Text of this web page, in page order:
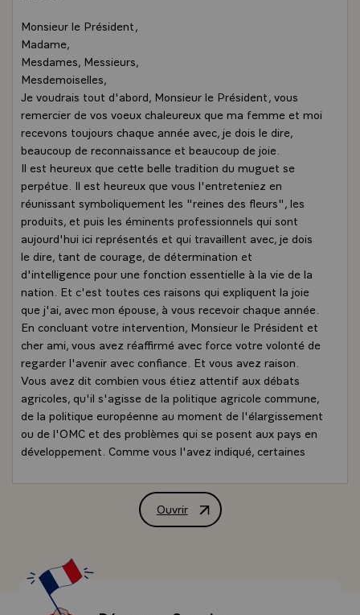
Monsieur le Président,
Madame,
Mesdames, Messieurs,
Mesdemoiselles,
Je voudrais tout d'abord, Monsieur le Président, vous
remercier de vos voeux chaleureux que ma femme et moi
recevons toujours chaque année avec, je dois le dire,
beaucoup de reconnaissance et beaucoup de joie.
Il est heureux que cette belle tradition du muguet se
perpétue. Il est heureux que vous l'entreteniez en
réunissant symboliquement les "reines des fleurs", les
produits, et puis les éminents professionnels qui sont
aujourd'hui ici représentés et qui travaillent avec, je dois
le dire, tant de courage, de détermination et
d'intelligence pour une fonction essentielle à la vie de la
nation. Et c'est toutes ces raisons qui expliquent la joie
que j'ai, avec mon épouse, à vous recevoir chaque année.
En concluant votre intervention, Monsieur le Président et
cher ami, vous avez réaffirmé avec force votre volonté de
regarder l'avenir avec confiance. Et vous avez raison.
Vous avez dit combien vous étiez attentif aux débats
agricoles, qu'il s'agisse de la politique agricole commune,
de la politique européenne au moment de l'élargissement
ou de l'OMC et des problèmes qui se posent aux pays en
développement. Comme vous l'avez indiqué, certaines
sans aucun doute une réponse adaptée à la baisse
constante des prix des produits de base.
difficiles, vous l'avez fait avec toute l'élégance qui
caractérise en général vos propos mais avec toute la
fermeté et la conviction également que cela suppose,
entre les producteurs et la grande distribution. Je
Ouvrir
Déclaration de M. Jacques Chirac,